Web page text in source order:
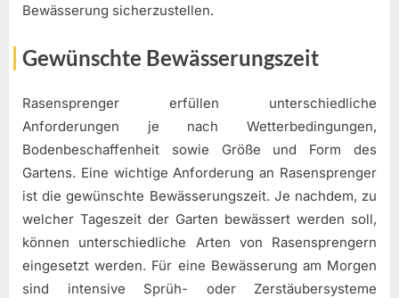
Bewässerung sicherzustellen.
Gewünschte Bewässerungszeit
Rasensprenger erfüllen unterschiedliche
Anforderungen je nach Wetterbedingungen,
Bodenbeschaffenheit sowie Größe und Form des
Gartens. Eine wichtige Anforderung an Rasensprenger
ist die gewünschte Bewässerungszeit. Je nachdem, zu
welcher Tageszeit der Garten bewässert werden soll,
können unterschiedliche Arten von Rasensprengern
eingesetzt werden. Für eine Bewässerung am Morgen
sind intensive Sprüh- oder Zerstäubersysteme